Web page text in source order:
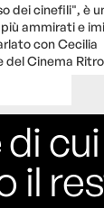
dei cinefili", è
ammirati e
con Cecilia
Cinema
il